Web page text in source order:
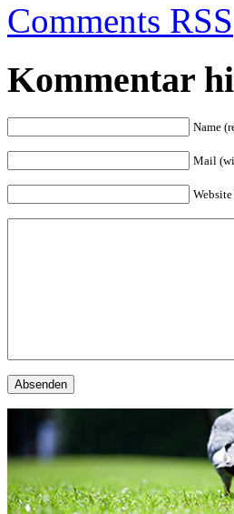
Comments RSS
Kommentar
Name
Mail